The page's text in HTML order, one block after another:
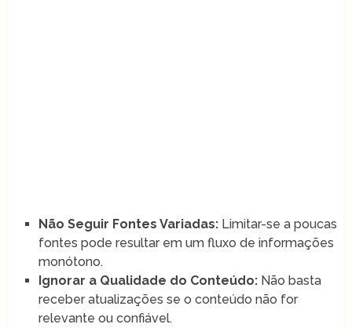
Não Seguir Fontes Variadas:Limitar-se a poucas
fontes pode resultar em um fluxo de informações
monótono.
Ignorar a Qualidade do Conteúdo:Não basta
receber atualizações se o conteúdo não for
relevante ou confiável.